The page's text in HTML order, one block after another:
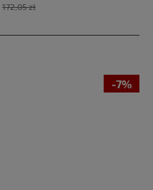
172,05 zł
-7%